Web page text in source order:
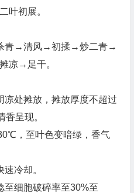
叶初展。
青→清风→初揉→炒二青→
凉→足干。
凉处摊放，摊放厚度不超过
呈现。
，至叶色变暗绿，香气
冷却。
至细胞破碎率至30%至